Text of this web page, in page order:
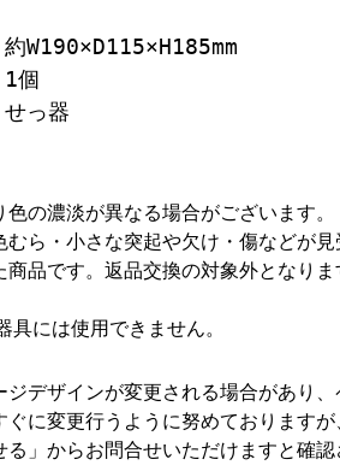
約W190×D115×H185mm
1個
せっ器
の濃淡が異なる場合がございます。
ら・小さな突起や欠け・傷などが見
品です。返品交換の対象外となり
には使用できません。
デザインが変更される場合があり
に変更行うように努めております
」からお問合せいただけますと確認